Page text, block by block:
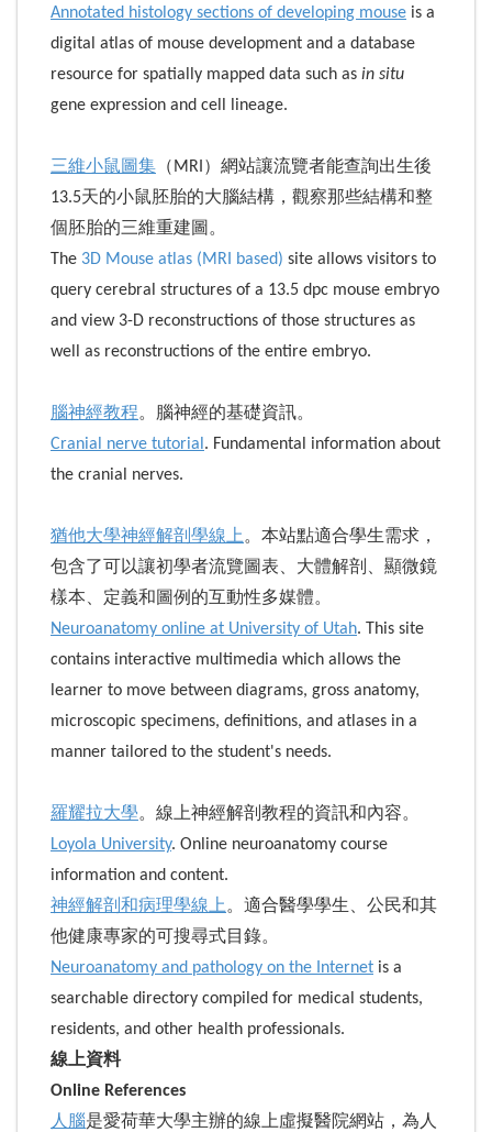
Annotated histology sections of developing mouse is a
digital atlas of mouse development and a database
resource for spatially mapped data such as in situ
gene expression and cell lineage.
三維小鼠圖集 （MRI）網站讓流覽者能查詢出生後
13.5天的小鼠胚胎的大腦結構，觀察那些結構和整
個胚胎的三維重建圖。
The 3D Mouse atlas (MRI based) site allows visitors to
query cerebral structures of a 13.5 dpc mouse embryo
and view 3-D reconstructions of those structures as
well as reconstructions of the entire embryo.
腦神經教程。腦神經的基礎資訊。
Cranial nerve tutorial . Fundamental information about
the cranial nerves.
猶他大學神經解剖學線上。本站點適合學生需求，
包含了可以讓初學者流覽圖表、大體解剖、顯微鏡
樣本、定義和圖例的互動性多媒體。
Neuroanatomy online at University of Utah. This site
contains interactive multimedia which allows the
learner to move between diagrams, gross anatomy,
microscopic specimens, definitions, and atlases in a
manner tailored to the student's needs.
羅耀拉大學。線上神經解剖教程的資訊和內容。
Loyola University. Online neuroanatomy course
information and content.
神經解剖和病理學線上。適合醫學學生、公民和其
他健康專家的可搜尋式目錄。
Neuroanatomy and pathology on the Internet is a
searchable directory compiled for medical students,
residents, and other health professionals.
線上資料
Online References
人腦是愛荷華大學主辦的線上虛擬醫院網站，為人